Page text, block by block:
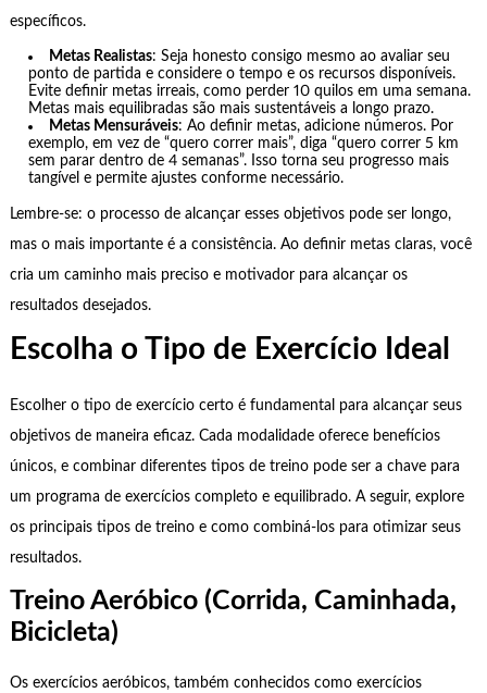
específicos.
Metas Realistas: Seja honesto consigo mesmo ao avaliar seu
ponto de partida e considere o tempo e os recursos disponíveis.
Evite definir metas irreais, como perder 10 quilos em uma semana.
Metas mais equilibradas são mais sustentáveis a longo prazo.
Metas Mensuráveis: Ao definir metas, adicione números. Por
exemplo, em vez de “quero correr mais”, diga “quero correr 5 km
sem parar dentro de 4 semanas”. Isso torna seu progresso mais
tangível e permite ajustes conforme necessário.
Lembre-se: o processo de alcançar esses objetivos pode ser longo,
mas o mais importante é a consistência. Ao definir metas claras, você
cria um caminho mais preciso e motivador para alcançar os
resultados desejados.
Escolha o Tipo de Exercício Ideal
Escolher o tipo de exercício certo é fundamental para alcançar seus
objetivos de maneira eficaz. Cada modalidade oferece benefícios
únicos, e combinar diferentes tipos de treino pode ser a chave para
um programa de exercícios completo e equilibrado. A seguir, explore
os principais tipos de treino e como combiná-los para otimizar seus
resultados.
Treino Aeróbico (Corrida, Caminhada,
Bicicleta)
Os exercícios aeróbicos, também conhecidos como exercícios